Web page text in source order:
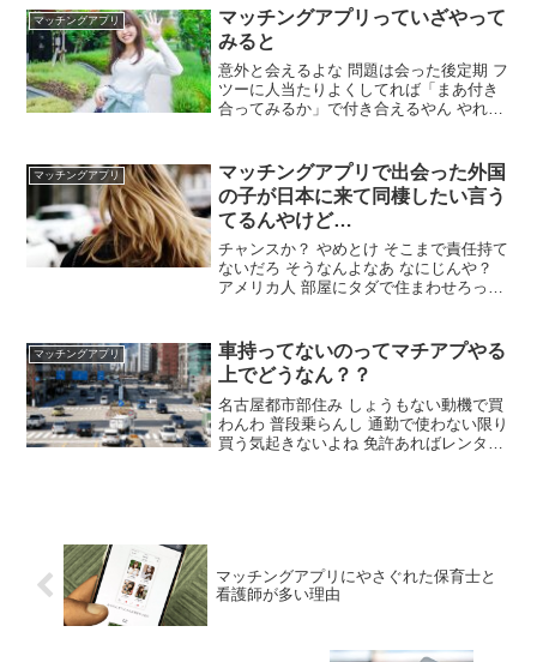
だどっちも人見知りでちょいコミュ障気
味(初めて会った時から人見知りなんです
よねって話してた)な性格 お幸せにな 大
事にしろよ
マッチングアプリ
マッチングアプリっていざやって
みると
意外と会えるよな 問題は会った後定期 フ
ツーに人当たりよくしてれば「まあ付き
合ってみるか」で付き合えるやん やれ
ら大体 ちなワイいまの彼女Tinderで知り
合ったで ほぼティンダー専やけど顔出し
なしでも普通に会えるで
マッチングアプリ
マッチングアプリで出会った外国
の子が日本に来て同棲したい言う
てるんやけど…
チャンスか？ やめとけ そこまで責任持て
ないだろ そうなんよなあ なにじんや？
アメリカ人 部屋にタダで住まわせろって
か？ 確かドイツがルーツの白人だよ 背が
高い ええんちゃう？ 上手く行けばグリー
ンカードも獲得や
マッチングアプリ
車持ってないのってマチアプやる
上でどうなん？？
名古屋都市部住み しょうもない動機で買
わんわ 普段乗らんし 通勤で使わない限り
買う気起きないよね 免許あればレンタカ
マッチングアプリにやさぐれた保育士と
看護師が多い理由